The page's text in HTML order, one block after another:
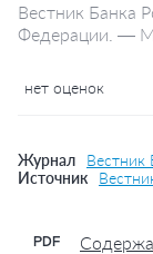
Вестник Банка
Федерации. —
нет оценок
Журнал
Вестник
Источник
PDF